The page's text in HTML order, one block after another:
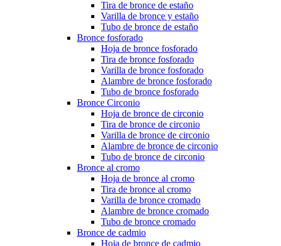
Tira de bronce de estaño
Varilla de bronce y estaño
Tubo de bronce de estaño
Bronce fosforado
Hoja de bronce fosforado
Tira de bronce fosforado
Varilla de bronce fosforado
Alambre de bronce fosforado
Tubo de bronce fosforado
Bronce Circonio
Hoja de bronce de circonio
Tira de bronce de circonio
Varilla de bronce de circonio
Alambre de bronce de circonio
Tubo de bronce de circonio
Bronce al cromo
Hoja de bronce al cromo
Tira de bronce al cromo
Varilla de bronce cromado
Alambre de bronce cromado
Tubo de bronce cromado
Bronce de cadmio
Hoja de bronce de cadmio